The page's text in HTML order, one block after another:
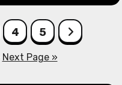
4 5
Next Page »